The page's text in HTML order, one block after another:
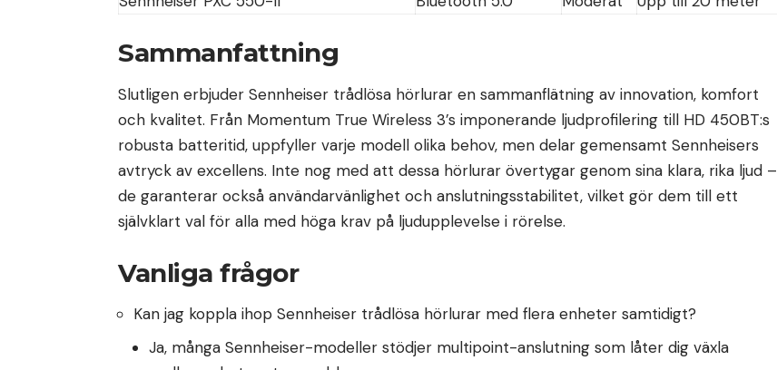
Sammanfattning
Slutligen erbjuder Sennheiser trådlösa hörlurar en sammanflätning av innovation, komfort
och kvalitet. Från Momentum True Wireless 3’s imponerande ljudprofilering till HD 450BT:s
robusta batteritid, uppfyller varje modell olika behov, men delar gemensamt Sennheisers
avtryck av excellens. Inte nog med att dessa hörlurar övertygar genom sina klara, rika ljud –
de garanterar också användarvänlighet och anslutningsstabilitet, vilket gör dem till ett
självklart val för alla med höga krav på ljudupplevelse i rörelse.
Vanliga frågor
Kan jag koppla ihop Sennheiser trådlösa hörlurar med flera enheter samtidigt?
Ja, många Sennheiser-modeller stödjer multipoint-anslutning som låter dig växla